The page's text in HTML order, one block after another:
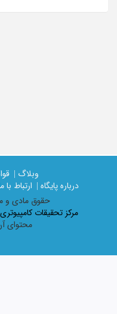
وبلاگ |
درباره پایگاه |
ارتباط با
حقوق مادی و
مرکز تحقیقات
محتوای